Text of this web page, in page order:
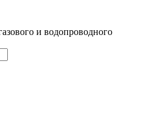
и водопроводного